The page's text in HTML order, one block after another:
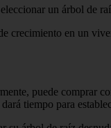
un árbol de
crecimiento en un
puede comprar
tiempo para